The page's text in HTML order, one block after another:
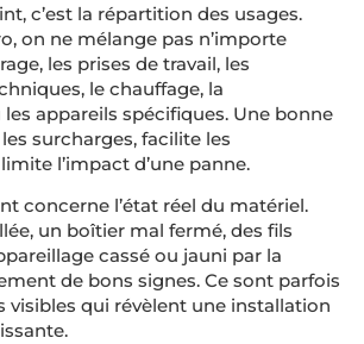
c’est la répartition des usages.
on ne mélange pas n’importe
les prises de travail, les
le chauffage, la
appareils spécifiques. Une bonne
surcharges, facilite les
l’impact d’une panne.
concerne l’état réel du matériel.
un boîtier mal fermé, des fils
cassé ou jauni par la
de bons signes. Ce sont parfois
visibles qui révèlent une installation